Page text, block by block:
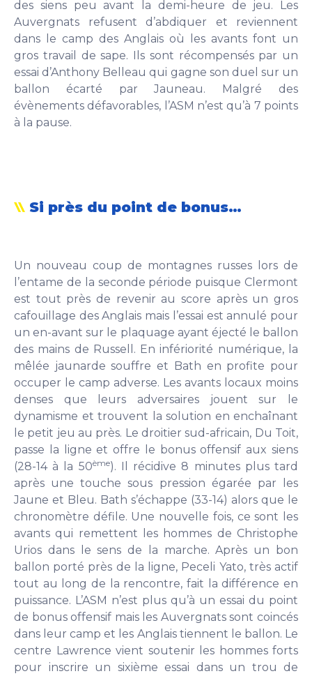
des siens peu avant la demi-heure de jeu. Les
Auvergnats refusent d’abdiquer et reviennent
dans le camp des Anglais où les avants font un
gros travail de sape. Ils sont récompensés par un
essai d’Anthony Belleau qui gagne son duel sur un
ballon écarté par Jauneau. Malgré des
évènements défavorables, l’ASM n’est qu’à 7 points
à la pause.
Si près du point de bonus…
Un nouveau coup de montagnes russes lors de
l’entame de la seconde période puisque Clermont
est tout près de revenir au score après un gros
cafouillage des Anglais mais l’essai est annulé pour
un en-avant sur le plaquage ayant éjecté le ballon
des mains de Russell. En infériorité numérique, la
mêlée jaunarde souffre et Bath en profite pour
occuper le camp adverse. Les avants locaux moins
denses que leurs adversaires jouent sur le
dynamisme et trouvent la solution en enchaînant
le petit jeu au près. Le droitier sud-africain, Du Toit,
passe la ligne et offre le bonus offensif aux siens
(28-14 à la 50ème). Il récidive 8 minutes plus tard
après une touche sous pression égarée par les
Jaune et Bleu. Bath s’échappe (33-14) alors que le
chronomètre défile. Une nouvelle fois, ce sont les
avants qui remettent les hommes de Christophe
Urios dans le sens de la marche. Après un bon
ballon porté près de la ligne, Peceli Yato, très actif
tout au long de la rencontre, fait la différence en
puissance. L’ASM n’est plus qu’à un essai du point
de bonus offensif mais les Auvergnats sont coincés
dans leur camp et les Anglais tiennent le ballon. Le
centre Lawrence vient soutenir les hommes forts
pour inscrire un sixième essai dans un trou de